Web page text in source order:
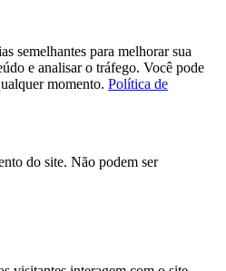
semelhantes para melhorar sua
e analisar o tráfego. Você pode
momento. Política de
do site. Não podem ser